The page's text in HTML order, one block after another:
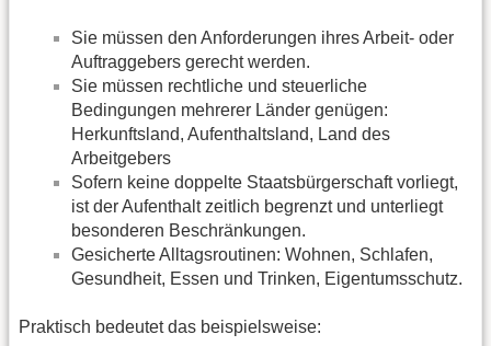
Sie müssen den Anforderungen ihres Arbeit- oder
Auftraggebers gerecht werden.
Sie müssen rechtliche und steuerliche
Bedingungen mehrerer Länder genügen:
Herkunftsland, Aufenthaltsland, Land des
Arbeitgebers
Sofern keine doppelte Staatsbürgerschaft vorliegt,
ist der Aufenthalt zeitlich begrenzt und unterliegt
besonderen Beschränkungen.
Gesicherte Alltagsroutinen: Wohnen, Schlafen,
Gesundheit, Essen und Trinken, Eigentumsschutz.
Praktisch bedeutet das beispielsweise: